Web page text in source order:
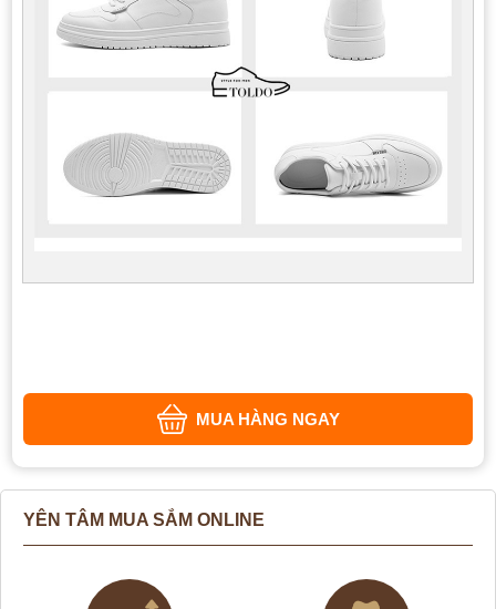
MUA HÀNG NGAY
YÊN TÂM MUA SẮM ONLINE